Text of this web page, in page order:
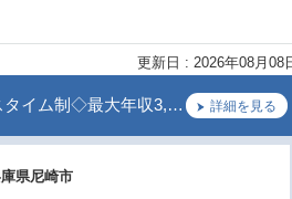
更新日 : 2026年08月08
タイム制◇最大年収3,… 詳細を見る
県尼崎市